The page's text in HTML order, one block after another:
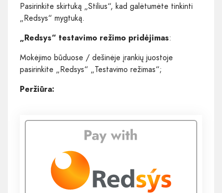
Pasirinkite skirtuką „Stilius“, kad galėtumėte tinkinti
„Redsys“ mygtuką.
„Redsys“ testavimo režimo pridėjimas:
Mokėjimo būduose / dešinėje įrankių juostoje
pasirinkite „Redsys“ „Testavimo režimas“;
Peržiūra: